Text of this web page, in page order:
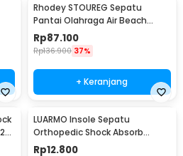
Rhodey STOUREG Sepatu
Pantai Olahraga Air Beach
Shoes 44 - 6688
Rp87.100
Rp136.900 37%
+ Keranjang
LUARMO Insole Sepatu
Orthopedic Shock Absorb
Cushioned EVA Foam M - L3
Rp12.800